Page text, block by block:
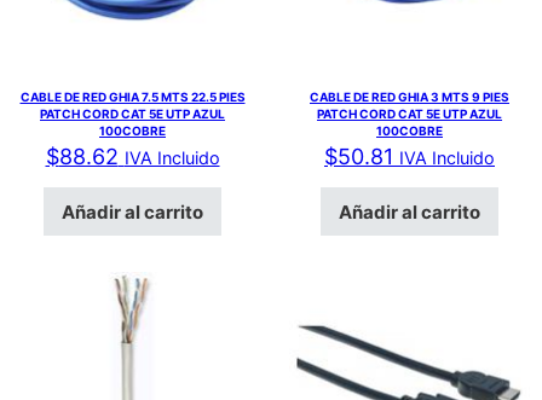
CABLE DE RED GHIA 7.5 MTS 22.5 PIES
PATCH CORD CAT 5E UTP AZUL
100COBRE
$88.62 IVA Incluido
Añadir al carrito
CABLE DE RED GHIA 3 MTS 9 PIES
PATCH CORD CAT 5E UTP AZUL
100COBRE
$50.81 IVA Incluido
Añadir al carrito